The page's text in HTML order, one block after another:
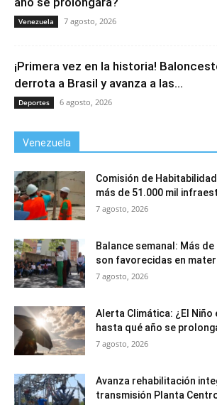
Venezuela 7 agosto, 2026
¡Primera vez en la historia!
derrota a Brasil y avanza a las...
Deportes 6 agosto, 2026
Venezuela
Comisión de
más de 51.000 mil
7 agosto, 2026
Balance semanal: Más
son favorecidas en
7 agosto, 2026
Alerta Climática: ¿El Niño
hasta qué año se
7 agosto, 2026
Avanza rehabilitación
transmisión Planta